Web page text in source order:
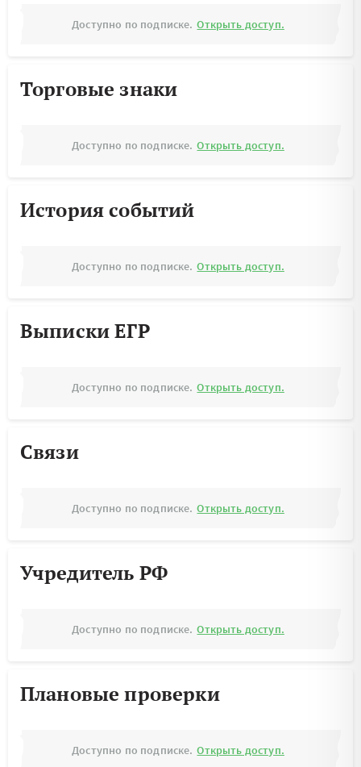
Доступно по подписке. Открыть доступ.
Торговые знаки
Доступно по подписке. Открыть доступ.
История событий
Доступно по подписке. Открыть доступ.
Выписки ЕГР
Доступно по подписке. Открыть доступ.
Связи
Доступно по подписке. Открыть доступ.
Учредитель РФ
Доступно по подписке. Открыть доступ.
Плановые проверки
Доступно по подписке. Открыть доступ.